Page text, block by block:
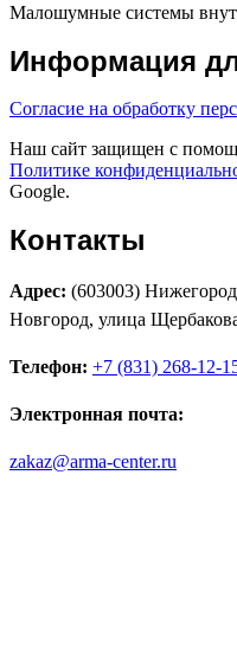
Малошумные системы
Информация
Согласие на обработку
Наш сайт защищен с
Политике
Google.
Контакты
Адрес: (603003)
Новгород, улица
Телефон: +7 (831) 268-12-
Электронная почта:
zakaz@arma-center.ru